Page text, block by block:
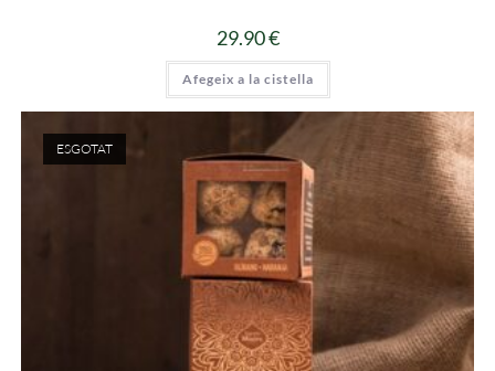
29.90€
Afegeix a la cistella
ESGOTAT